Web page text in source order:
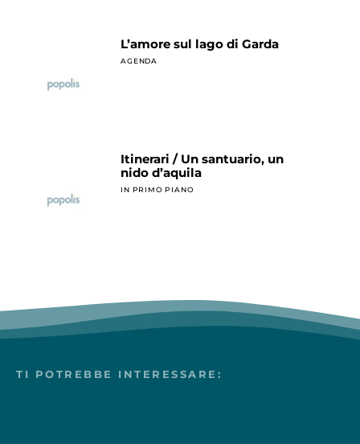
L’amore sul lago di Garda
AGENDA
Itinerari / Un santuario, un
nido d’aquila
IN PRIMO PIANO
TI POTREBBE INTERESSARE: